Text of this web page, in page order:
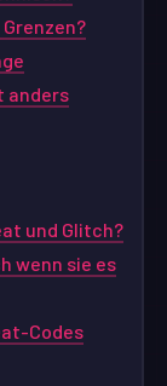
anders
und Glitch?
wenn sie es
Codes